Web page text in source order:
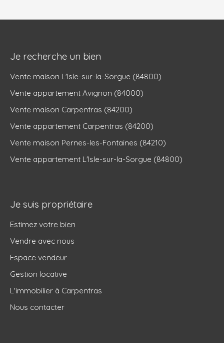
Je recherche un bien
Vente maison L'Isle-sur-la-Sorgue (84800)
Vente appartement Avignon (84000)
Vente maison Carpentras (84200)
Vente appartement Carpentras (84200)
Vente maison Pernes-les-Fontaines (84210)
Vente appartement L'Isle-sur-la-Sorgue (84800)
Je suis propriétaire
Estimez votre bien
Vendre avec nous
Espace vendeur
Gestion locative
L'immobilier à Carpentras
Nous contacter